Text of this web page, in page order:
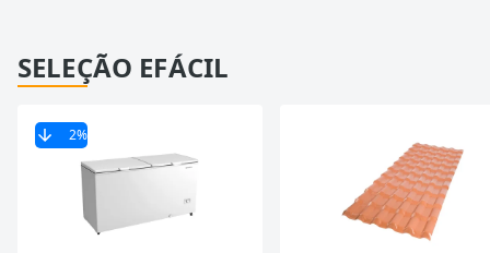
SELEÇÃO EFÁCIL
2%